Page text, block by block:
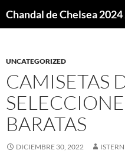
UNCATEGORIZED
CAMISETAS
BARATAS
DICIEMBRE 30, 2022 ISTERN